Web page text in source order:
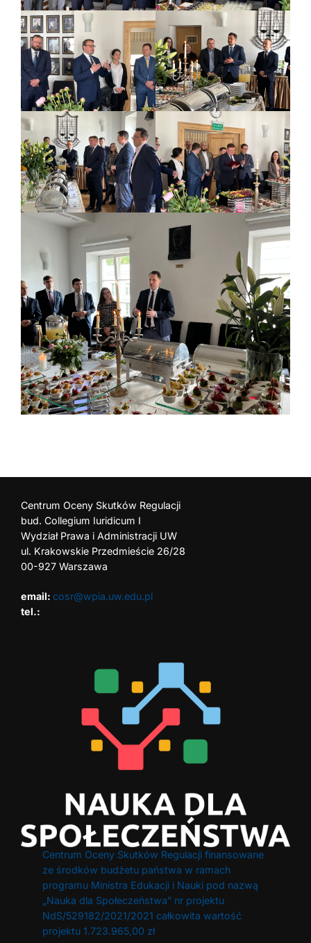
Centrum Oceny Skutków Regulacji
bud. Collegium Iuridicum I
Wydział Prawa i Administracji UW
ul. Krakowskie Przedmieście 26/28
00-927 Warszawa
email: cosr@wpia.uw.edu.pl
tel.:
Centrum Oceny Skutków Regulacji finansowane
ze środków budżetu państwa w ramach
programu Ministra Edukacji i Nauki pod nazwą
„Nauka dla Społeczeństwa” nr projektu
NdS/529182/2021/2021 całkowita wartość
projektu 1.723.965,00 zł